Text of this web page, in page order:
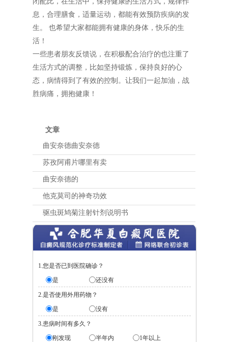
息，合理膳食，适量运动，都能有效预防疾病的发
生。 也希望大家都能拥有健康的身体，快乐的生
活！
一些患者朋友反馈说，在积极配合治疗的也注重了
生活方式的调整，比如坚持锻炼，保持良好的心
态，病情得到了有效的控制。让我们一起加油，战
胜病痛，拥抱健康！
文章
曲安奈德曲安奈德
苏孜阿甫片哪里有卖
曲安奈德的
他克莫司的神奇功效
驱虫斑鸠菊注射针剂说明书
1.您是否已到医院确诊？
是
还没有
2.是否使用外用药物？
是
没有
3.患病时间有多久？
刚发现
半年内 1年以上